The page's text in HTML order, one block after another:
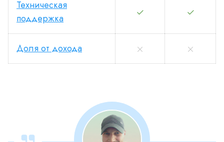
Техническая
поддержка
Доля от дохода